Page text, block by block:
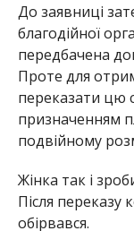
До заявниці
благодійної
передбачена
Проте для
переказати цю
призначенням
подвійному
Жінка так і
Після переказу
обірвався.